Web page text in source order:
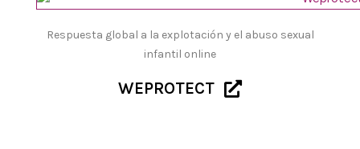
Respuesta global a la explotación y el abuso sexual
infantil online
WEPROTECT